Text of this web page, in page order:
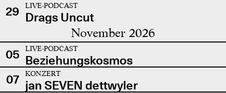
29
LIVE-PODCAST
Drags Uncut
November 2026
05 LIVE-PODCAST
Beziehungskosmos
07
KONZERT
jan SEVEN dettwyler